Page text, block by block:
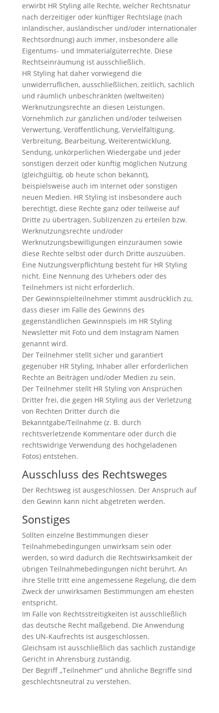
erwirbt HR Styling alle Rechte, welcher Rechtsnatur
nach derzeitiger oder künftiger Rechtslage (nach
inländischer, ausländischer und/oder internationaler
Rechtsordnung) auch immer, insbesondere alle
Eigentums- und Immaterialgüterrechte. Diese
Rechtseinräumung ist ausschließlich.
HR Styling hat daher vorwiegend die
unwiderruflichen, ausschließlichen, zeitlich, sachlich
und räumlich unbeschränkten (weltweiten)
Werknutzungsrechte an diesen Leistungen.
Vornehmlich zur gänzlichen und/oder teilweisen
Verwertung, Veröffentlichung, Vervielfältigung,
Verbreitung, Bearbeitung, Weiterentwicklung,
Sendung, unkörperlichen Wiedergabe und jeder
sonstigen derzeit oder künftig möglichen Nutzung
(gleichgültig, ob heute schon bekannt),
beispielsweise auch im Internet oder sonstigen
neuen Medien. HR Styling ist insbesondere auch
berechtigt, diese Rechte ganz oder teilweise auf
Dritte zu übertragen, Sublizenzen zu erteilen bzw.
Werknutzungsrechte und/oder
Werknutzungsbewilligungen einzuräumen sowie
diese Rechte selbst oder durch Dritte auszuüben.
Eine Nutzungsverpflichtung besteht für HR Styling
nicht. Eine Nennung des Urhebers oder des
Teilnehmers ist nicht erforderlich.
Der Gewinnspielteilnehmer stimmt ausdrücklich zu,
dass dieser im Falle des Gewinns des
gegenständlichen Gewinnspiels im HR Styling
Newsletter mit Foto und dem Instagram Namen
genannt wird.
Der Teilnehmer stellt sicher und garantiert
gegenüber HR Styling, Inhaber aller erforderlichen
Rechte an Beiträgen und/oder Medien zu sein.
Der Teilnehmer stellt HR Styling von Ansprüchen
Dritter frei, die gegen HR Styling aus der Verletzung
von Rechten Dritter durch die
Bekanntgabe/Teilnahme (z. B. durch
rechtsverletzende Kommentare oder durch die
rechtswidrige Verwendung des hochgeladenen
Fotos) entstehen.
Ausschluss des Rechtsweges
Der Rechtsweg ist ausgeschlossen. Der Anspruch auf
den Gewinn kann nicht abgetreten werden.
Sonstiges
Sollten einzelne Bestimmungen dieser
Teilnahmebedingungen unwirksam sein oder
werden, so wird dadurch die Rechtswirksamkeit der
übrigen Teilnahmebedingungen nicht berührt. An
ihre Stelle tritt eine angemessene Regelung, die dem
Zweck der unwirksamen Bestimmungen am ehesten
entspricht.
Im Falle von Rechtsstreitigkeiten ist ausschließlich
das deutsche Recht maßgebend. Die Anwendung
des UN-Kaufrechts ist ausgeschlossen.
Gleichsam ist ausschließlich das sachlich zuständige
Gericht in Ahrensburg zuständig.
Der Begriff „Teilnehmer“ und ähnliche Begriffe sind
geschlechtsneutral zu verstehen.